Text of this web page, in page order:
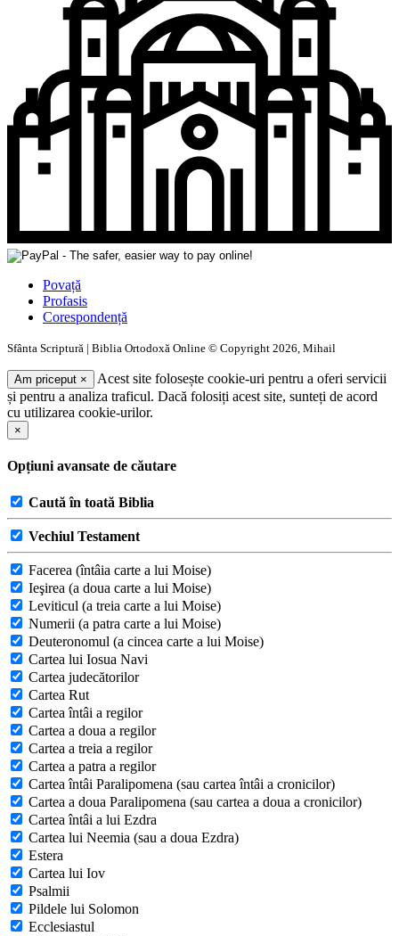
Povață
Profasis
Corespondență
Sfânta Scriptură | Biblia Ortodoxă Online © Copyright 2026, Mihail
Am priceput ×
Acest site folosește cookie-uri pentru a oferi servicii
și pentru a analiza traficul. Dacă folosiți acest site, sunteți de acord
cu utilizarea cookie-urilor.
×
Opțiuni avansate de căutare
Caută în toată Biblia
Vechiul Testament
Facerea (întâia carte a lui Moise)
Ieşirea (a doua carte a lui Moise)
Leviticul (a treia carte a lui Moise)
Numerii (a patra carte a lui Moise)
Deuteronomul (a cincea carte a lui Moise)
Cartea lui Iosua Navi
Cartea judecătorilor
Cartea Rut
Cartea întâi a regilor
Cartea a doua a regilor
Cartea a treia a regilor
Cartea a patra a regilor
Cartea întâi Paralipomena (sau cartea întâi a cronicilor)
Cartea a doua Paralipomena (sau cartea a doua a cronicilor)
Cartea întâi a lui Ezdra
Cartea lui Neemia (sau a doua Ezdra)
Estera
Cartea lui Iov
Psalmii
Pildele lui Solomon
Ecclesiastul